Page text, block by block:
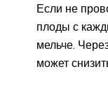
Если не
плоды с
мельче.
может